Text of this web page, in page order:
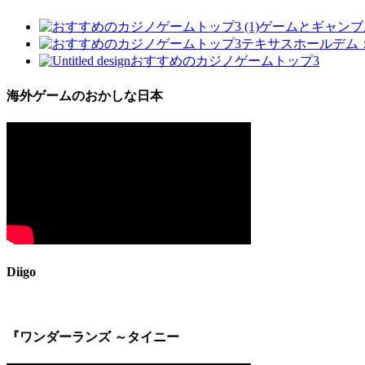
ゲームとギャン
テキサスホールデム
おすすめのカジノゲームトップ3
海外ゲームのおかしな日本
Diigo
『ワンダーランズ ～タイニー